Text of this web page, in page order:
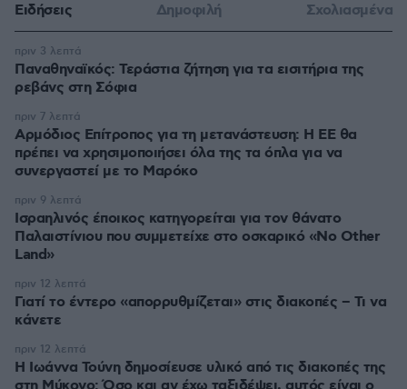
Ειδήσεις Δημοφιλή Σχολιασμένα
Παναθηναϊκός: Τεράστια ζήτηση για τα εισιτήρια της
ρεβάνς στη Σόφια
πριν 3 λεπτά
Αρμόδιος Επίτροπος για τη μετανάστευση: Η ΕΕ θα
πρέπει να χρησιμοποιήσει όλα της τα όπλα για να
συνεργαστεί με το Μαρόκο
πριν 7 λεπτά
Ισραηλινός έποικος κατηγορείται για τον θάνατο
Παλαιστίνιου που συμμετείχε στο οσκαρικό «No Other
Land»
πριν 9 λεπτά
Γιατί το έντερο «απορρυθμίζεται» στις διακοπές – Τι να
κάνετε
πριν 12 λεπτά
Η Ιωάννα Τούνη δημοσίευσε υλικό από τις διακοπές της
πριν 12 λεπτά